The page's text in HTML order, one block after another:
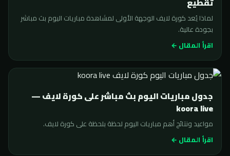
لماذا يُعد كورة لايف الوجهة الأولى لمشاهدة مباريات اليوم بث مباشر
بجودة عالية.
اقرأ المقال ←
جدول مباريات اليوم بث مباشر على كورة لايف —
koora live
مواعيد ونتائج أهم مباريات اليوم لحظة بلحظة على كورة لايف.
اقرأ المقال ←